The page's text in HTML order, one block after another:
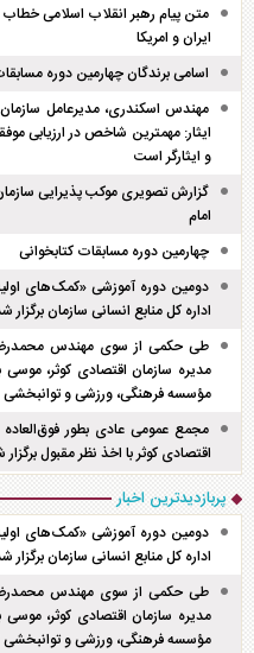
متن پیام رهبر انقلاب اسلامی خطاب
ایران و امریکا
اسامی برندگان چهارمین دوره
مهندس اسکندری، مدیرعامل
ایثار: مهمترین شاخص در ارزیابی
و ایثارگر است
گزارش تصویری موکب پذیرایی
امام
چهارمین دوره مسابقات کتابخوانی
دومین دوره آموزشی «کمک‌های
اداره کل منابع انسانی سازمان برگزار
طی حکمی از سوی مهندس
مدیره سازمان اقتصادی کوثر،
مؤسسه فرهنگی، ورزشی و
اقتصادی کوثر با اخذ نظر مقبول
پربازدیدترین اخبار
دومین دوره آموزشی «کمک‌های
اداره کل منابع انسانی سازمان برگزار
طی حکمی از سوی مهندس
مدیره سازمان اقتصادی کوثر،
مؤسسه فرهنگی، ورزشی و